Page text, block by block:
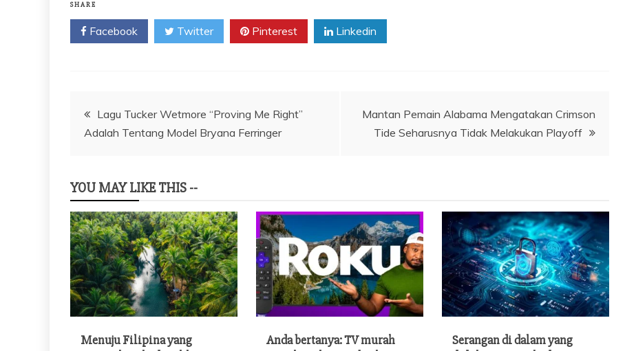
SHARE
Facebook Twitter Pinterest Linkedin
Navigasi
Lagu Tucker Wetmore “Proving Me Right”
Adalah Tentang Model Bryana Ferringer
Mantan Pemain Alabama Mengatakan Crimson
Tide Seharusnya Tidak Melakukan Playoff
YOU MAY LIKE THIS --
Menuju Filipina yang
Anda bertanya: TV murah
Serangan di dalam yang